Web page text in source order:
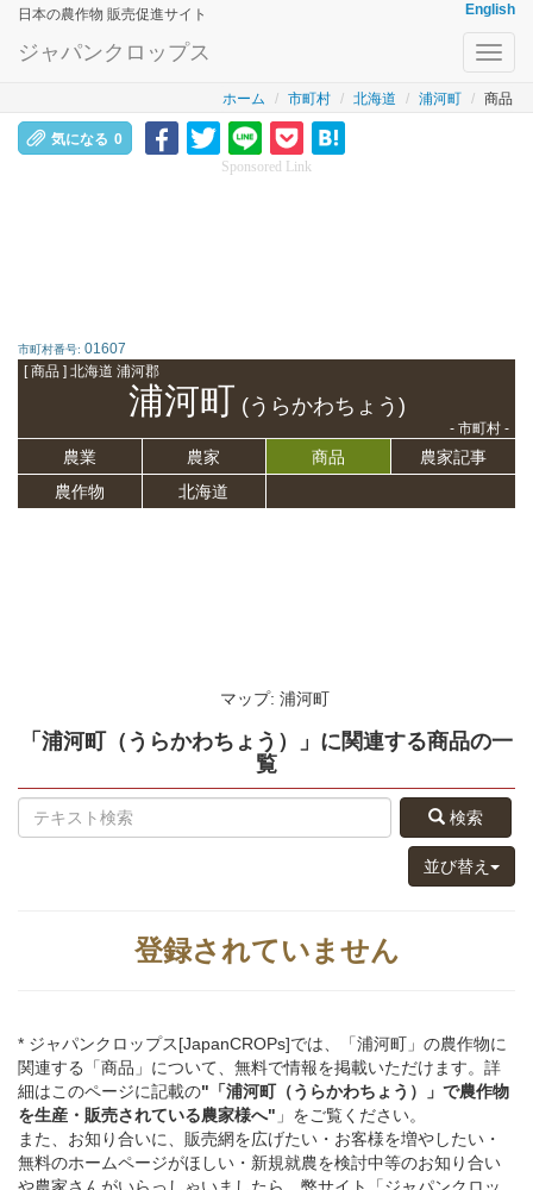
日本の農作物 販売促進サイト English
ジャパンクロップス
ホーム 市町村 北海道 浦河町 商品
気になる 0
Sponsored Link
市町村番号: 01607
[ 商品 ] 北海道 浦河郡
浦河町 (うらかわちょう)
- 市町村 -
農業 農家 商品
農家記事
農作物
北海道
マップ: 浦河町
「浦河町（うらかわちょう）」 に関連する商品の一
覧
検索
並び替え
登録されていません
* ジャパンクロップス[JapanCROPs]では、「浦河町」の農作物に
関連する「商品」について、無料で情報を掲載いただけます。詳
細はこのページに記載の"「浦河町（うらかわちょう）」 で農作物
を生産・販売されている農家様へ" 」をご覧ください。
また、お知り合いに、販売網を広げたい・お客様を増やしたい・
無料のホームページがほしい・新規就農を検討中等のお知り合い